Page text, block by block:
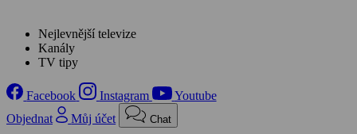
Nejlevnější televize
Kanály
TV tipy
Facebook Instagram
Youtube
Objednat
Můj účet Chat